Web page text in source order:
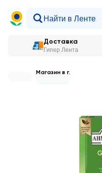
Доставка
Гипер Лента
Магазин в г.